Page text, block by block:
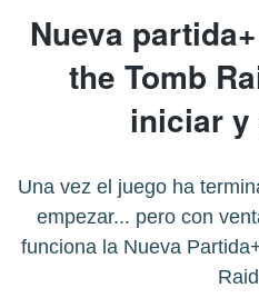
Nueva
the Tomb
iniciar y
Una vez el juego ha
empezar... pero con
funciona la Nueva